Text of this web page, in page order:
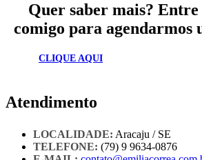
Quer saber mais?
comigo para agendarmos
CLIQUE AQUI
Atendimento
LOCALIDADE: Aracaju / SE
TELEFONE: (79) 9 9634-0876